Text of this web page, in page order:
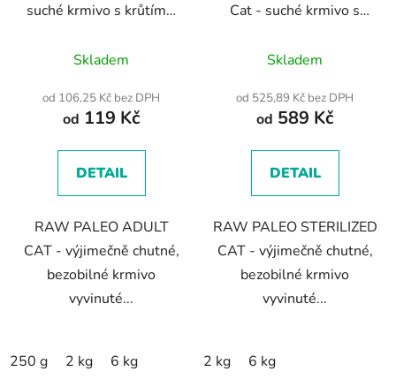
suché krmivo s krůtím a
dospělé kočky
hodnocení
produktu
je
z
Skladem
od 106,25 Kč bez DPH
od 119 Kč
DETAIL
RAW PALEO ADULT
CAT - výjimečně chutné,
bezobilné krmivo
vyvinuté...
250 g 2 kg 6 kg
Cat - suché krmivo s
tuňákem a lososem pro
sterilizované dospělé
kočky
hodnocení
produktu
je
z
Skladem
od 525,89 Kč bez DPH
od 589 Kč
DETAIL
RAW PALEO STERILIZED
CAT - výjimečně chutné,
bezobilné krmivo
vyvinuté...
2 kg 6 kg